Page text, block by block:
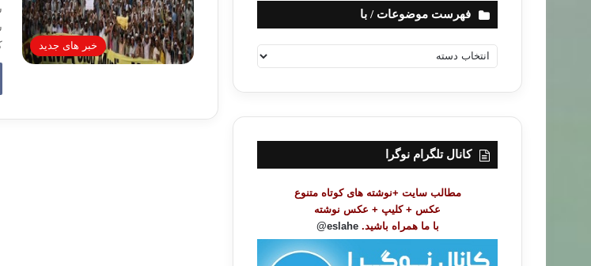
خبر های جدید
فهرست موضوعات / با
ه
ت
ض
کانال تلگرام نوگرا
مطالب سایت +نوشته های کوتاه متنوع
عکس + کلیپ + عکس نوشته
با ما همراه باشید. eslahe@